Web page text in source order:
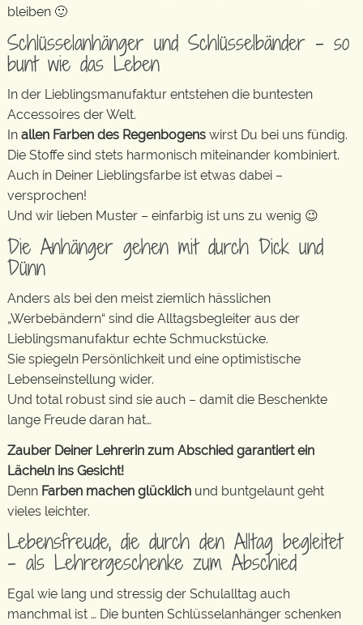
bleiben 🙂
Schlüsselanhänger und Schlüsselbänder – so
bunt wie das Leben
In der Lieblingsmanufaktur entstehen die buntesten
Accessoires der Welt.
In allen Farben des Regenbogens wirst Du bei uns fündig.
Die Stoffe sind stets harmonisch miteinander kombiniert.
Auch in Deiner Lieblingsfarbe ist etwas dabei –
versprochen!
Und wir lieben Muster – einfarbig ist uns zu wenig 😉
Die Anhänger gehen mit durch Dick und
Dünn
Anders als bei den meist ziemlich hässlichen
„Werbebändern“ sind die Alltagsbegleiter aus der
Lieblingsmanufaktur echte Schmuckstücke.
Sie spiegeln Persönlichkeit und eine optimistische
Lebenseinstellung wider.
Und total robust sind sie auch – damit die Beschenkte
lange Freude daran hat…
Zauber Deiner Lehrerin zum Abschied garantiert ein
Lächeln ins Gesicht!
Denn Farben machen glücklich und buntgelaunt geht
vieles leichter.
Lebensfreude, die durch den Alltag begleitet
– als Lehrergeschenke zum Abschied
Egal wie lang und stressig der Schulalltag auch
manchmal ist … Die bunten Schlüsselanhänger schenken